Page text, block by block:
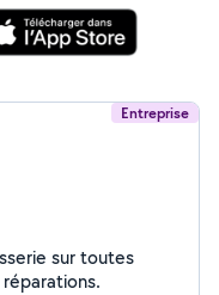
Entreprise
sur toutes